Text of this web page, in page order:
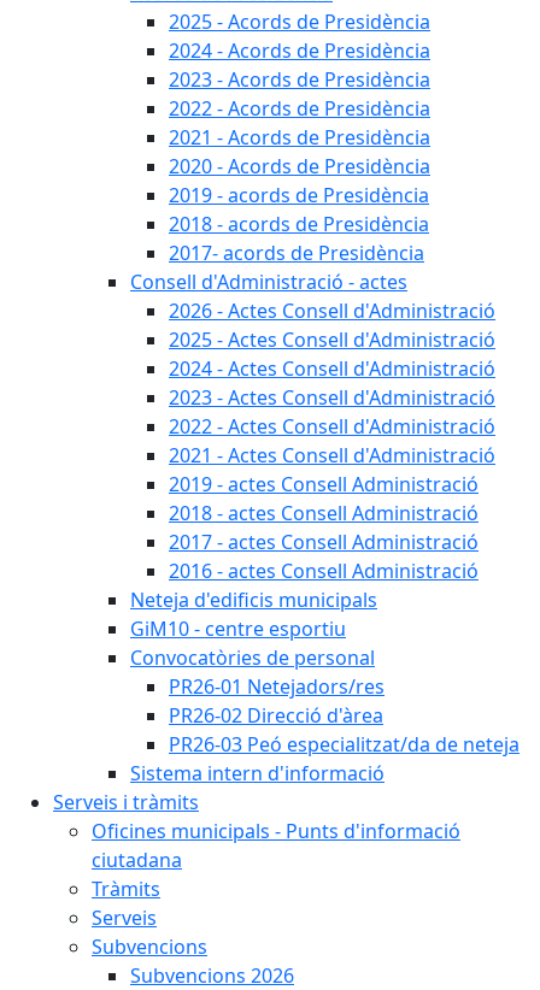
2025 - Acords de Presidència
2024 - Acords de Presidència
2023 - Acords de Presidència
2022 - Acords de Presidència
2021 - Acords de Presidència
2020 - Acords de Presidència
2019 - acords de Presidència
2018 - acords de Presidència
2017- acords de Presidència
Consell d'Administració - actes
2026 - Actes Consell d'Administració
2025 - Actes Consell d'Administració
2024 - Actes Consell d'Administració
2023 - Actes Consell d'Administració
2022 - Actes Consell d'Administració
2021 - Actes Consell d'Administració
2019 - actes Consell Administració
2018 - actes Consell Administració
2017 - actes Consell Administració
2016 - actes Consell Administració
Neteja d'edificis municipals
GiM10 - centre esportiu
Convocatòries de personal
PR26-01 Netejadors/res
PR26-02 Direcció d'àrea
PR26-03 Peó especialitzat/da de neteja
Sistema intern d'informació
Serveis i tràmits
Oficines municipals - Punts d'informació
ciutadana
Tràmits
Serveis
Subvencions
Subvencions 2026